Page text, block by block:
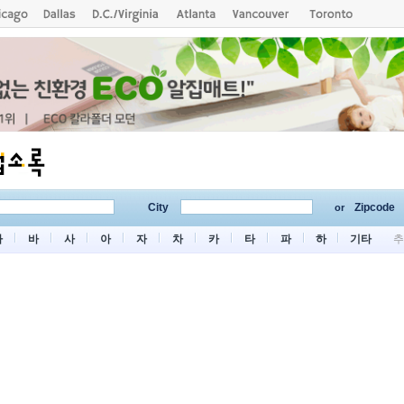
City or Zipcode
바 사 아 자 차 카 타 파 하 기타